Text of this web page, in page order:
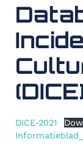
DICE-2021